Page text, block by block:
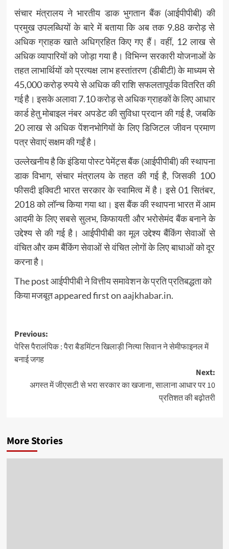
संचार मंत्रालय ने भारतीय डाक भुगतान बैंक (आईपीपीबी) की
प्रमुख उपलब्धियों के बारे में बताया कि अब तक 9.88 करोड़ से
अधिक ग्राहक खाते अधिग्रहित किए गए हैं। वहीं, 12 लाख से
अधिक व्यापारियों को जोड़ा गया है। विभिन्न सरकारी योजनाओं के
तहत लाभार्थियों को प्रत्यक्ष लाभ हस्तांतरण (डीबीटी) के माध्यम से
45,000 करोड़ रुपये से अधिक की राशि सफलतापूर्वक वितरित की
गई है। इसके अलावा 7.10 करोड़ से अधिक ग्राहकों के लिए आधार
कार्ड हेतु मोबाइल नंबर अपडेट की सुविधा प्रदान की गई है, जबकि
20 लाख से अधिक पेंशनभोगियों के लिए डिजिटल जीवन प्रमाण
पत्र सेवाएं सक्षम की गईं है।
उल्‍लेखनीय है कि इंडिया पोस्ट पेमेंट्स बैंक (आईपीपीबी) की स्थापना
डाक विभाग, संचार मंत्रालय के तहत की गई है, जिसकी 100
फीसदी इक्विटी भारत सरकार के स्वामित्व में है। इसे 01 सितंबर,
2018 को लॉन्च किया गया था। इस बैंक की स्थापना भारत में आम
आदमी के लिए सबसे सुलभ, किफायती और भरोसेमंद बैंक बनाने के
उद्देश्य से की गई है। आईपीपीबी का मूल उद्देश्य बैंकिंग सेवाओं से
वंचित और कम बैंकिंग सेवाओं से वंचित लोगों के लिए बाधाओं को दूर
करना है।
The postआईपीपीबी ने वित्तीय समावेशन के प्रति प्रतिबद्धता को
किया मजबूतappeared first on aajkhabar.in.
Post
navigation
Previous:
पेरिस पैरालंपिक : पैरा बैडमिंटन खिलाड़ी नित्या सिवान ने सेमीफाइनल में
बनाई जगह
Next:
अगस्त में जीएसटी से भरा सरकार का खजाना, सालाना आधार पर 10
प्रतिशत की बढ़ोतरी
More Stories